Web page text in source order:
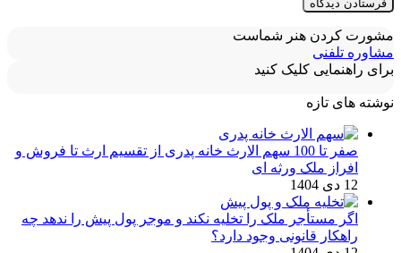
مشورت کردن هنر شماست
مشاوره تلفنی
برای راهنمایی کلیک کنید
نوشته های تازه
صفر تا 100 سهم الارث خانه پدری از تقسیم ارث تا فروش و
افراز ملک ورثه ای
12 دی 1404
اگر مستأجر ملک را تخلیه نکند و موجر پول پیش را ندهد چه
راهکار قانونی وجود دارد؟